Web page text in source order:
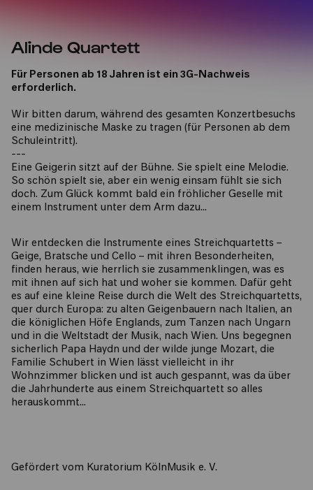
Alinde Quartett
Für Personen ab 18 Jahren ist ein 3G-Nachweis
erforderlich.
Wir bitten darum, während des gesamten Konzertbesuchs
eine medizinische Maske zu tragen (für Personen ab dem
Schuleintritt).
---
Eine Geigerin sitzt auf der Bühne. Sie spielt eine Melodie.
So schön spielt sie, aber ein wenig einsam fühlt sie sich
doch. Zum Glück kommt bald ein fröhlicher Geselle mit
einem Instrument unter dem Arm dazu…
Wir entdecken die Instrumente eines Streichquartetts –
Geige, Bratsche und Cello – mit ihren Besonderheiten,
finden heraus, wie herrlich sie zusammenklingen, was es
mit ihnen auf sich hat und woher sie kommen. Dafür geht
es auf eine kleine Reise durch die Welt des Streichquartetts,
quer durch Europa: zu alten Geigenbauern nach Italien, an
die königlichen Höfe Englands, zum Tanzen nach Ungarn
und in die Weltstadt der Musik, nach Wien. Uns begegnen
sicherlich Papa Haydn und der wilde junge Mozart, die
Familie Schubert in Wien lässt vielleicht in ihr
Wohnzimmer blicken und ist auch gespannt, was da über
die Jahrhunderte aus einem Streichquartett so alles
herauskommt...
Gefördert vom Kuratorium KölnMusik e. V.